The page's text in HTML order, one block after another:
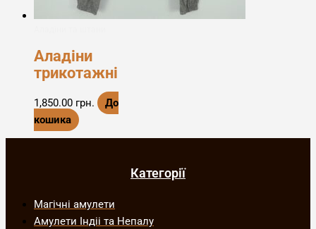
Аладіни
трикотажні
1,850.00 грн.
До
кошика
Категорії
Магічні амулети
Амулети Індіі та Непалу